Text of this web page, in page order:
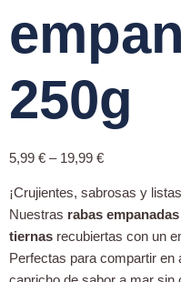
250g
5,99 € – 19,99 €
¡Crujientes, sabrosas y
Nuestras rabas empanadas
tiernas recubiertas con un
Perfectas para compartir en